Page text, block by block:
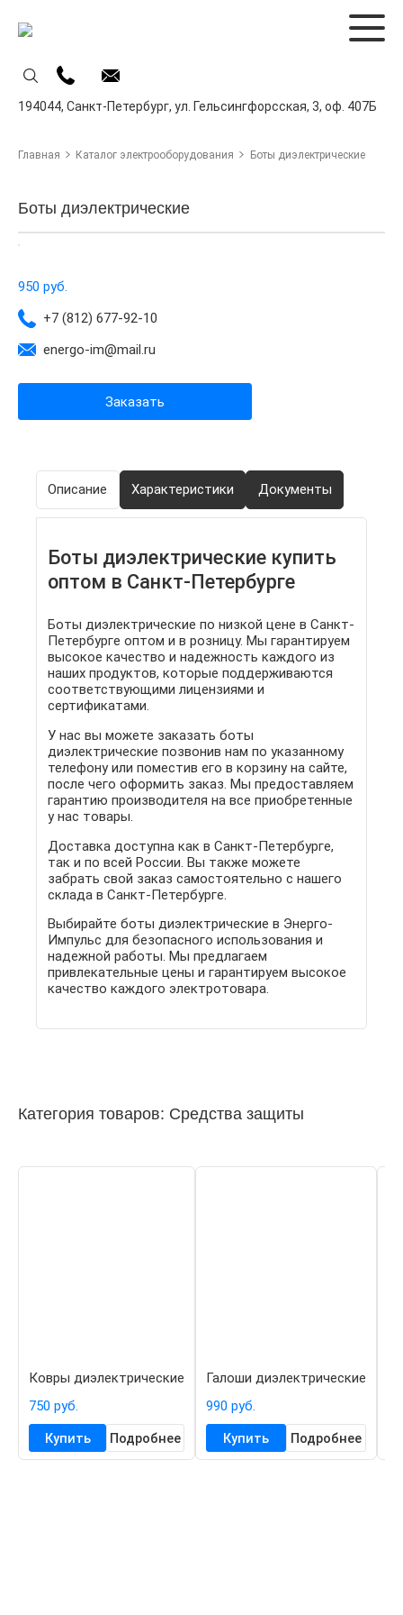
194044, Санкт-Петербург, ул. Гельсингфорсская, 3, оф. 407Б
Главная Каталог электрооборудования Боты диэлектрические
Боты диэлектрические
950 руб.
+7 (812) 677-92-10
energo-im@mail.ru
Заказать
Описание Характеристики Документы
Боты диэлектрические купить
оптом в Санкт-Петербурге
Боты диэлектрические по низкой цене в Санкт-
Петербурге оптом и в розницу. Мы гарантируем
высокое качество и надежность каждого из
наших продуктов, которые поддерживаются
соответствующими лицензиями и
сертификатами.
У нас вы можете заказать боты
диэлектрические позвонив нам по указанному
телефону или поместив его в корзину на сайте,
после чего оформить заказ. Мы предоставляем
гарантию производителя на все приобретенные
у нас товары.
Доставка доступна как в Санкт-Петербурге,
так и по всей России. Вы также можете
забрать свой заказ самостоятельно с нашего
склада в Санкт-Петербурге.
Выбирайте боты диэлектрические в Энерго-
Импульс для безопасного использования и
надежной работы. Мы предлагаем
привлекательные цены и гарантируем высокое
качество каждого электротовара.
Категория товаров: Средства защиты
Ковры диэлектрические
750 руб.
Купить Подробнее
Галоши диэлектрические
990 руб.
Купить Подробнее